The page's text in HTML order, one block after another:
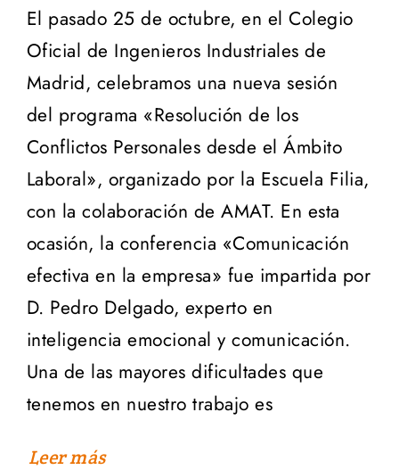
El pasado 25 de octubre, en el Colegio
Oficial de Ingenieros Industriales de
Madrid, celebramos una nueva sesión
del programa «Resolución de los
Conflictos Personales desde el Ámbito
Laboral», organizado por la Escuela Filia,
con la colaboración de AMAT. En esta
ocasión, la conferencia «Comunicación
efectiva en la empresa» fue impartida por
D. Pedro Delgado, experto en
inteligencia emocional y comunicación.
Una de las mayores dificultades que
tenemos en nuestro trabajo es
Leer más